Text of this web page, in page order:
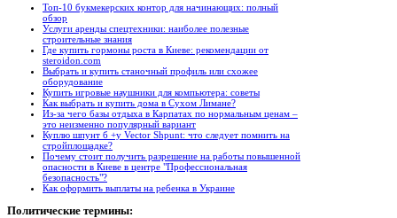
Топ-10 букмекерских контор для начинающих: полный
обзор
Услуги аренды спецтехники: наиболее полезные
строительные знания
Где купить гормоны роста в Киеве: рекомендации от
steroidon.com
Выбрать и купить станочный профиль или схожее
оборудование
Купить игровые наушники для компьютера: советы
Как выбрать и купить дома в Сухом Лимане?
Из-за чего базы отдыха в Карпатах по нормальным ценам –
это неизменно популярный вариант
Куплю шпунт б +у Vector Shpunt: что следует помнить на
стройплощадке?
Почему стоит получить разрешение на работы повышенной
опасности в Киеве в центре "Профессиональная
безопасность"?
Как оформить выплаты на ребенка в Украине
Политические термины: